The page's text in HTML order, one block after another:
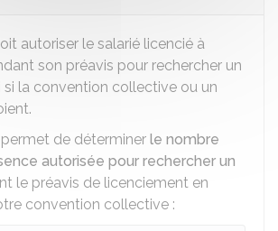
autoriser le salarié licencié à
son préavis pour rechercher un
la convention collective ou un
de déterminer le nombre
autorisée pour rechercher un
le préavis de licenciement en
convention collective :